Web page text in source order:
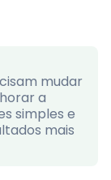
mudar
a
simples e
mais